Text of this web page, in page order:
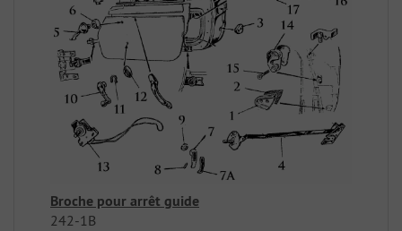
Broche pour arrêt guide
242-1B